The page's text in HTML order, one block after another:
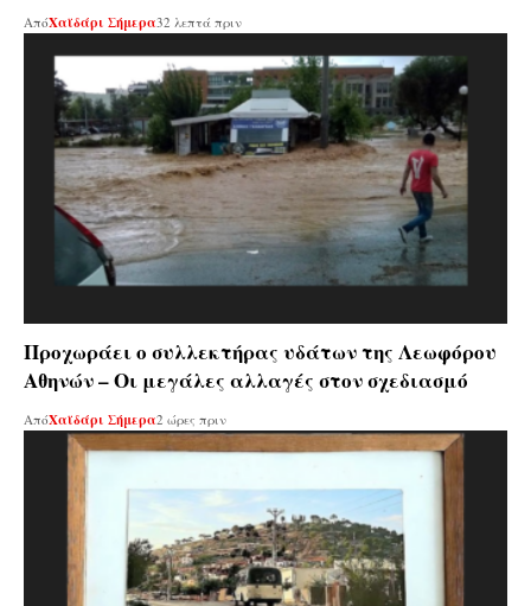
ΑπόΧαϊδάρι Σήμερα32 λεπτά πριν
Προχωράει ο συλλεκτήρας υδάτων της Λεωφόρου
Αθηνών – Οι μεγάλες αλλαγές στον σχεδιασμό
ΑπόΧαϊδάρι Σήμερα2 ώρες πριν